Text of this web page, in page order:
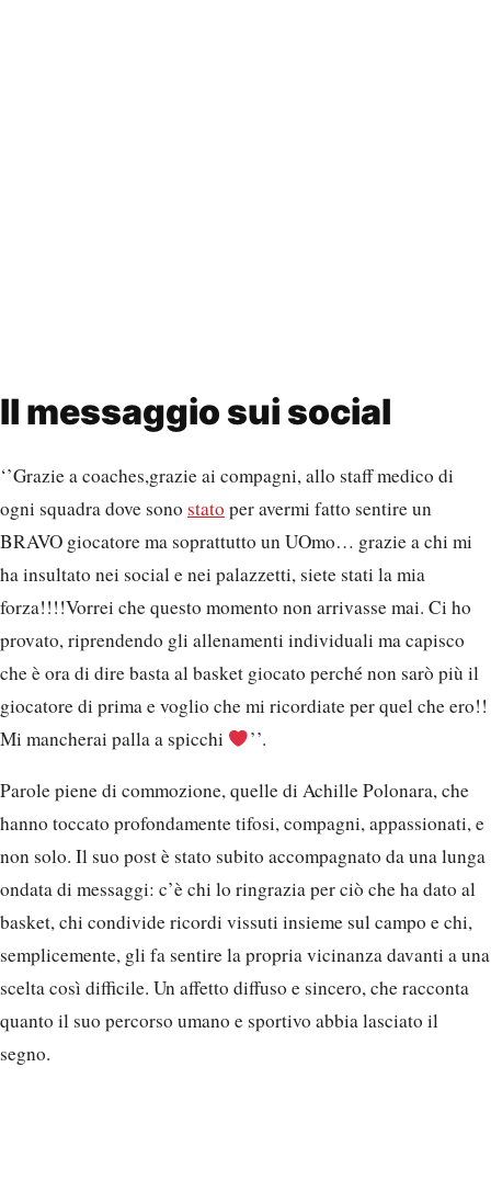
Il messaggio sui social
‘’Grazie a coaches,grazie ai compagni, allo staff medico di
ogni squadra dove sono stato per avermi fatto sentire un
BRAVO giocatore ma soprattutto un UOmo… grazie a chi mi
ha insultato nei social e nei palazzetti, siete stati la mia
forza!!!!Vorrei che questo momento non arrivasse mai. Ci ho
provato, riprendendo gli allenamenti individuali ma capisco
che è ora di dire basta al basket giocato perché non sarò più il
giocatore di prima e voglio che mi ricordiate per quel che ero!!
Mi mancherai palla a spicchi
’’.
Parole piene di commozione, quelle di Achille Polonara, che
hanno toccato profondamente tifosi, compagni, appassionati, e
non solo. Il suo post è stato subito accompagnato da una lunga
ondata di messaggi: c’è chi lo ringrazia per ciò che ha dato al
basket, chi condivide ricordi vissuti insieme sul campo e chi,
semplicemente, gli fa sentire la propria vicinanza davanti a una
scelta così difficile. Un affetto diffuso e sincero, che racconta
quanto il suo percorso umano e sportivo abbia lasciato il
segno.